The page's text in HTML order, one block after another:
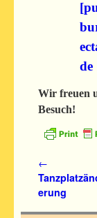
de
Wir freuen
Besuch!
←
erung